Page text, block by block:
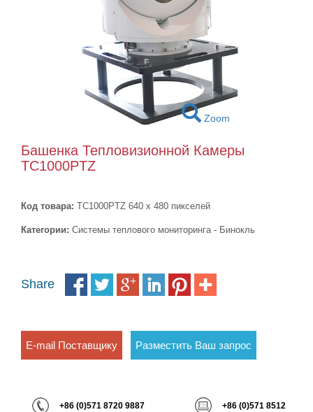
Zoom
Башенка Тепловизионной Камеры
TC1000PTZ
Код товара: TC1000PTZ 640 x 480 пикселей
Категории: Системы теплового мониторинга - Бинокль
Share
E-mail Поставщику Разместить Ваш запрос
+86 (0)571 8720 9887 +86 (0)571 8512